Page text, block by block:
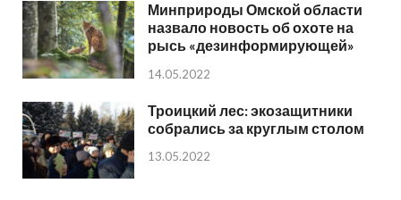
Минприроды Омской области
назвало новость об охоте на
рысь «дезинформирующей»
14.05.2022
Троицкий лес: экозащитники
собрались за круглым столом
13.05.2022